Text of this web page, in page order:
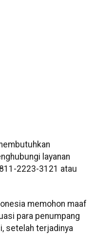
layanan
2223-3121 atau
memohon maaf
para penumpang
setelah terjadinya